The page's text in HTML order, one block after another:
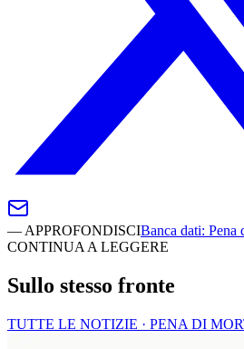
— APPROFONDISCIBanca dati: Pena
CONTINUA A LEGGERE
Sullo stesso fronte
TUTTE LE NOTIZIE · PENA DI